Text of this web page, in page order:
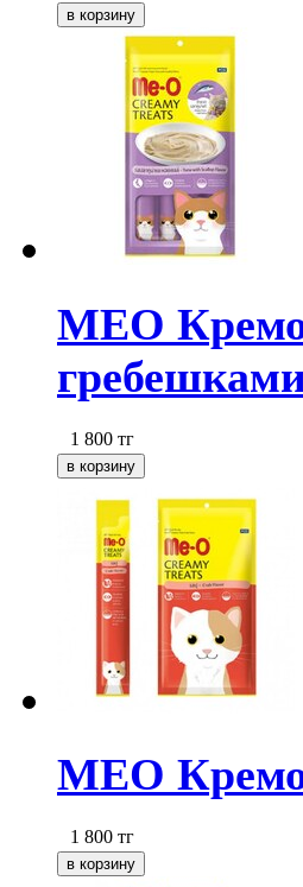
МЕО
1 800 тг
МЕО
1 800 тг